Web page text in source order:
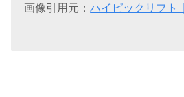
画像引用元：ハイピックリフト